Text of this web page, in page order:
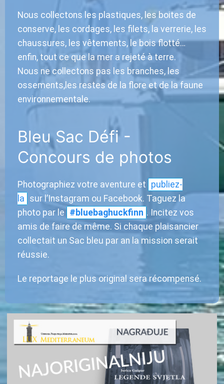
Nous collectons les plastiques, les boites de
conserve, les cordages, les filets, la verrerie, les
chaussures, les vêtements, le bois flotté…
enfin, tout ce que la mer a rejeté à terre.
Nous ne collectons pas les branches, les
ossements,les restes de la flore et de la faune
environnementale.
Bleu Sac Défi -
Concours de photos
Photographiez votre aventure et publiez-
la sur l’Instagram ou Facebook. Taguez la
photo par le #bluebaghuckfinn . Incitez vos
amis de faire de même. Si chaque plaisancier
collectait un Sac bleu par an la mission serait
réussie.
Le reportage le plus original sera récompensé.